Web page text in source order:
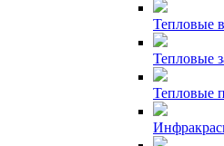
Тепловые
Тепловые
Тепловые